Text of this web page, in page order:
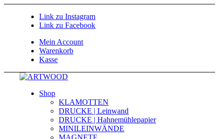
Link zu Instagram
Link zu Facebook
Mein Account
Warenkorb
Kasse
Shop
KLAMOTTEN
DRUCKE | Leinwand
DRUCKE | Hahnemühlepapier
MINILEINWÄNDE
MAGNETE